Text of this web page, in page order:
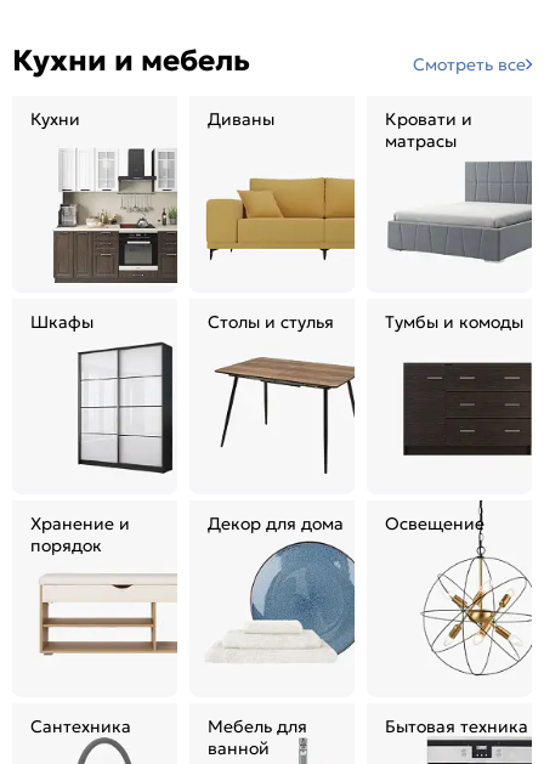
Кухни и мебель Смотреть все
Кухни Диваны
Кровати и
матрасы
Шкафы Столы и стулья Тумбы и комоды
Хранение и
порядок
Декор для дома Освещение
Сантехника
Мебель для
ванной
Бытовая техника